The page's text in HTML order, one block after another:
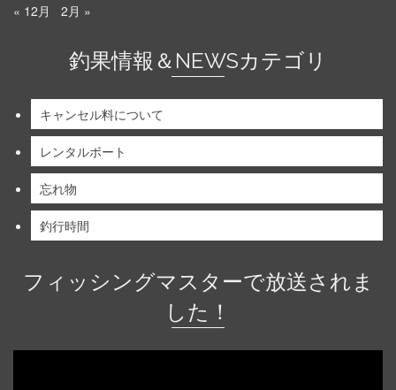
« 12月
2月 »
釣果情報＆NEWSカテゴリ
キャンセル料について
レンタルボート
忘れ物
釣行時間
フィッシングマスターで放送されま
した！